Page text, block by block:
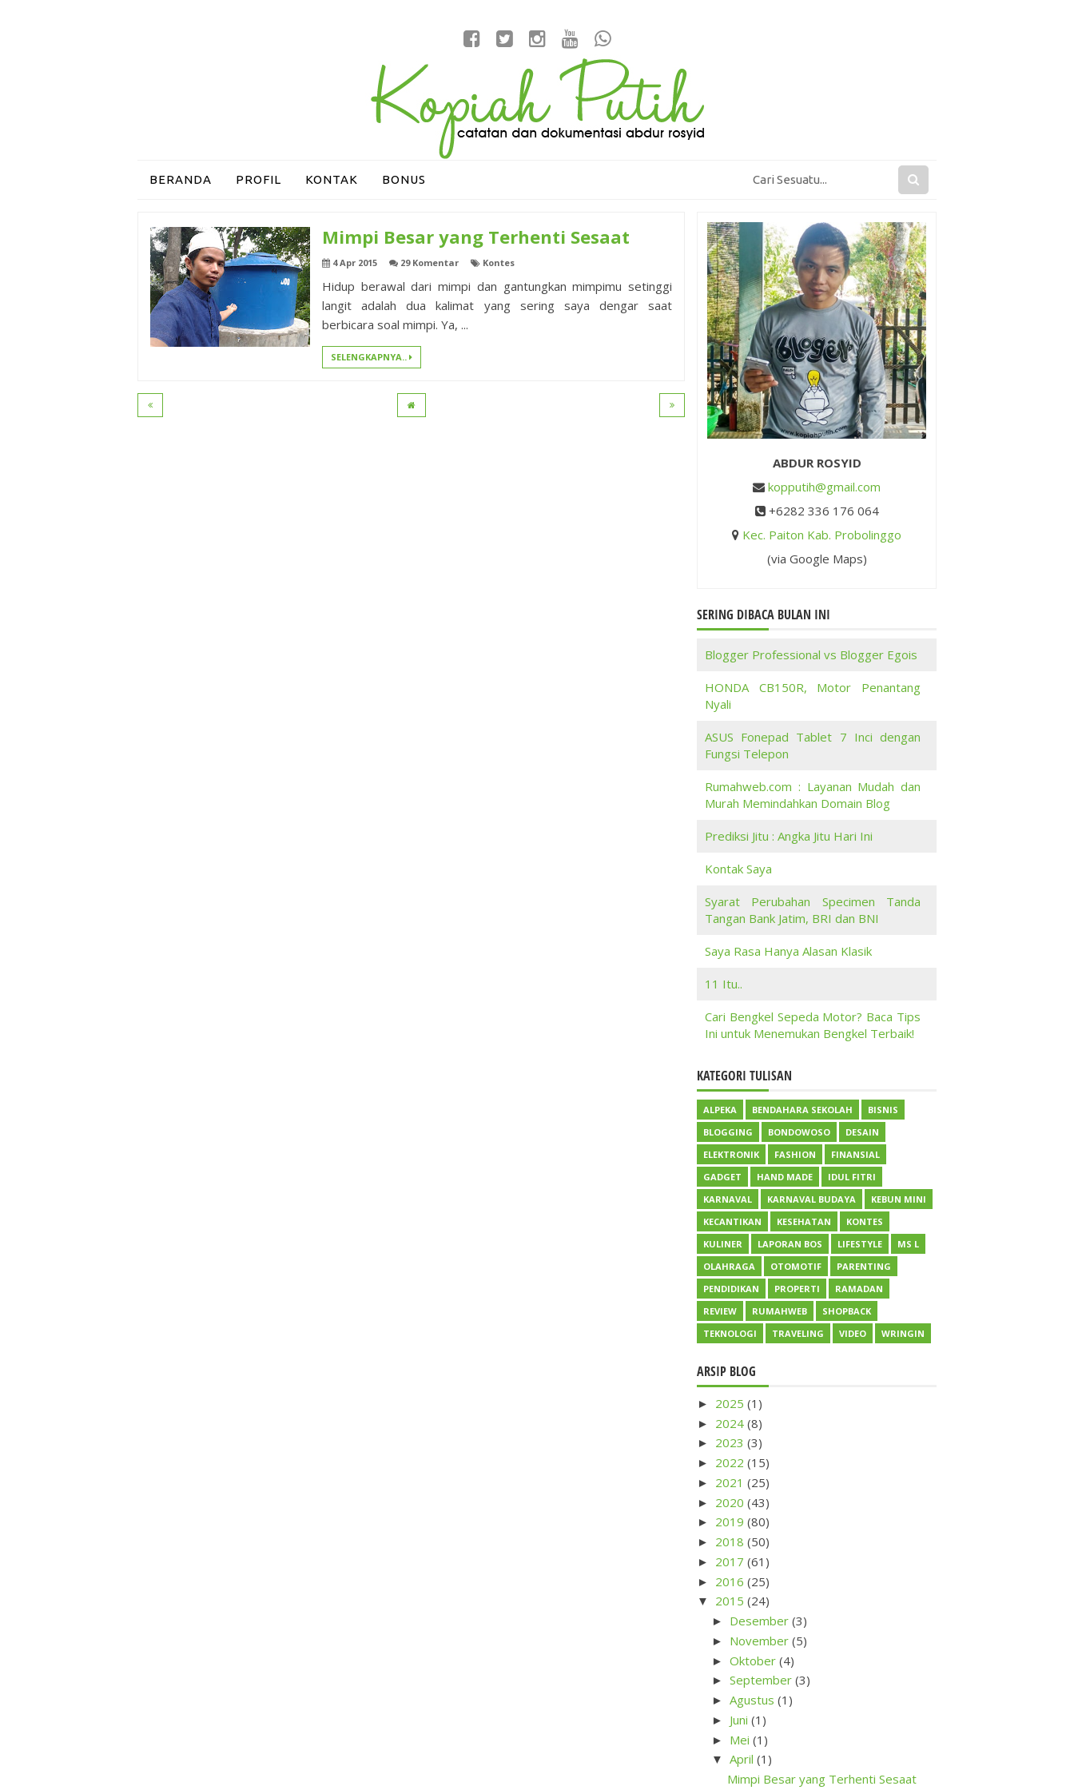
BERANDA PROFIL KONTAK BONUS
Mimpi Besar yang Terhenti Sesaat
4 Apr 2015 29 Komentar Kontes
Hidup berawal dari mimpi dan gantungkan mimpimu setinggi
langit adalah dua kalimat yang sering saya dengar saat
berbicara soal mimpi. Ya, ...
SELENGKAPNYA..
ABDUR ROSYID
kopputih@gmail.com
+6282 336 176 064
Kec. Paiton Kab. Probolinggo
(via Google Maps)
SERING DIBACA BULAN INI
Blogger Professional vs Blogger Egois
HONDA CB150R, Motor Penantang
Nyali
ASUS Fonepad Tablet 7 Inci dengan
Fungsi Telepon
Rumahweb.com : Layanan Mudah dan
Murah Memindahkan Domain Blog
Prediksi Jitu : Angka Jitu Hari Ini
Kontak Saya
Syarat Perubahan Specimen Tanda
Tangan Bank Jatim, BRI dan BNI
Saya Rasa Hanya Alasan Klasik
11 Itu..
Cari Bengkel Sepeda Motor? Baca Tips
Ini untuk Menemukan Bengkel Terbaik!
KATEGORI TULISAN
ALPEKA BENDAHARA SEKOLAH
BISNIS
BLOGGING
BONDOWOSO
DESAIN
ELEKTRONIK
FASHION
FINANSIAL
GADGET
HAND MADE
IDUL FITRI
KARNAVAL
KARNAVAL BUDAYA
KEBUN MINI
KECANTIKAN
KESEHATAN
KONTES
KULINER
LAPORAN BOS LIFESTYLE
MS L
OLAHRAGA
OTOMOTIF
PARENTING
PENDIDIKAN
PROPERTI
RAMADAN
REVIEW
RUMAHWEB
SHOPBACK
TEKNOLOGI
TRAVELING VIDEO WRINGIN
ARSIP BLOG
► 2025 (1)
► 2024 (8)
► 2023 (3)
► 2022 (15)
► 2021 (25)
► 2020 (43)
► 2019 (80)
► 2018 (50)
► 2017 (61)
► 2016 (25)
▼ 2015 (24)
► Desember (3)
► November (5)
► Oktober (4)
► September (3)
► Agustus (1)
► Juni (1)
► Mei (1)
▼ April (1)
Mimpi Besar yang Terhenti Sesaat